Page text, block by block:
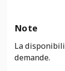
Note
La
demande.